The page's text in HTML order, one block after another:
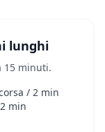
lunghi
15 minuti.
/ 2 min
min